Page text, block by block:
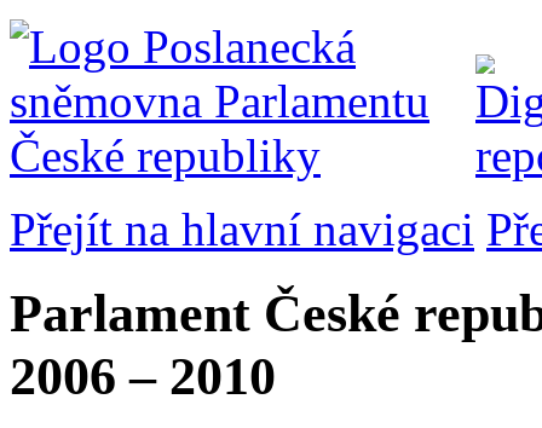
Přejít na hlavní navigaci
Parlament České
2006 – 2010